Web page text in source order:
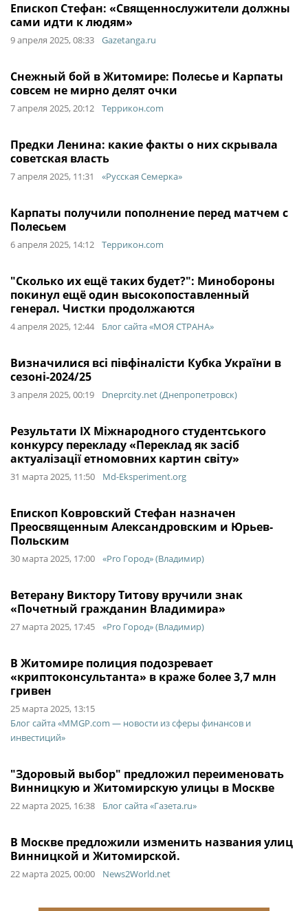
Епископ Стефан: «Священнослужители должны
сами идти к людям»
9 апреля 2025, 08:33 Gazetanga.ru
Снежный бой в Житомире: Полесье и Карпаты
совсем не мирно делят очки
7 апреля 2025, 20:12 Террикон.com
Предки Ленина: какие факты о них скрывала
советская власть
7 апреля 2025, 11:31 «Русская Семерка»
Карпаты получили пополнение перед матчем с
Полесьем
6 апреля 2025, 14:12 Террикон.com
"Сколько их ещё таких будет?": Минобороны
покинул ещё один высокопоставленный
генерал. Чистки продолжаются
4 апреля 2025, 12:44 Блог сайта «МОЯ СТРАНА»
Визначилися всі півфіналісти Кубка України в
сезоні-2024/25
3 апреля 2025, 00:19 Dneprcity.net (Днепропетровск)
Результати IX Міжнародного студентського
конкурсу перекладу «Переклад як засіб
актуалізації етномовних картин світу»
31 марта 2025, 11:50 Md-Eksperiment.org
Епископ Ковровский Стефан назначен
Преосвященным Александровским и Юрьев-
Польским
30 марта 2025, 17:00 «Pro Город» (Владимир)
Ветерану Виктору Титову вручили знак
«Почетный гражданин Владимира»
27 марта 2025, 17:45 «Pro Город» (Владимир)
В Житомире полиция подозревает
«криптоконсультанта» в краже более 3,7 млн
гривен
25 марта 2025, 13:15
Блог сайта «MMGP.com — новости из сферы финансов и
инвестиций»
"Здоровый выбор" предложил переименовать
Винницкую и Житомирскую улицы в Москве
22 марта 2025, 16:38 Блог сайта «Газета.ru»
В Москве предложили изменить названия улиц
Винницкой и Житомирской.
22 марта 2025, 00:00 News2World.net